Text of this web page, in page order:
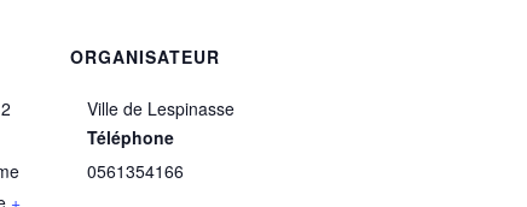
+
ORGANISATEUR
Ville de Lespinasse
Téléphone
0561354166